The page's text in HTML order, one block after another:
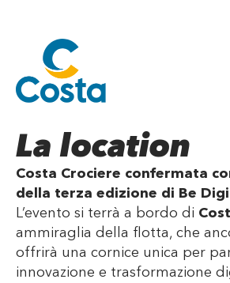
La location
Costa Crociere confermata
della terza edizione di Be
L’evento si terrà a bordo di
ammiraglia della flotta, che
offrirà una cornice unica per
innovazione e trasformazione